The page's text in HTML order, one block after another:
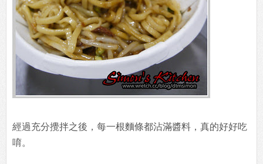
經過充分攪拌之後，每一根麵條都沾滿醬料，真的好好吃
唷。